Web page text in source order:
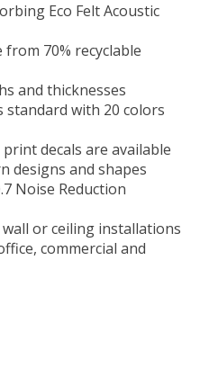
Eco Felt Acoustic
70% recyclable
and thicknesses
standard with 20 colors
decals are available
designs and shapes
Noise Reduction
or ceiling installations
commercial and